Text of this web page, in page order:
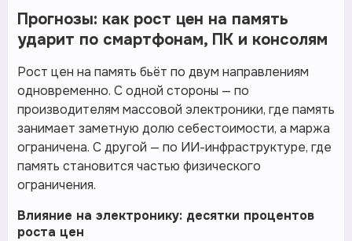
Прогнозы: как рост цен на память
ударит по смартфонам, ПК и консолям
Рост цен на память бьёт по двум направлениям
одновременно. С одной стороны — по
производителям массовой электроники, где память
занимает заметную долю себестоимости, а маржа
ограничена. С другой — по ИИ-инфраструктуре, где
память становится частью физического
ограничения.
Влияние на электронику: десятки процентов
роста цен